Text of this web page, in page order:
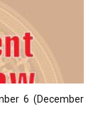
6 (December